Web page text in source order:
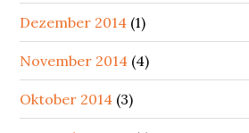
Dezember 2014 (1)
November 2014 (4)
Oktober 2014 (3)